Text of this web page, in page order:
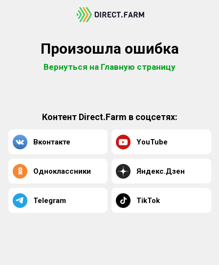
Произошла ошибка
Вернуться на Главную страницу
Контент Direct.Farm в соцсетях:
Вконтакте YouTube
Одноклассники Яндекс.Дзен
Telegram TikTok